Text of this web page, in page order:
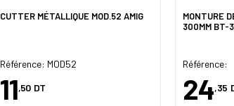
CUTTER MÉTALLIQUE MOD.52 AMIG
Référence: MOD52
11,50 DT
MONTURE
300MM BT-
Référence:
24,35